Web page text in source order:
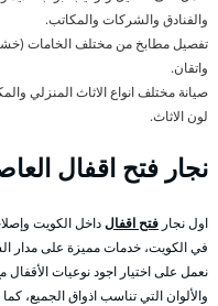
والفنادق والشركات والمكاتب.
تفصيل مطابخ من مختلف الخامات
واتقان.
صيانة مختلف انواع الاثاث المنزلي
لون الاثاث.
نجار فتح اقفال
اول نجار فتح اقفالداخل الكويت
في الكويت، خدمات مميزة على مدار
نعمل على اختيار اجود نوعيات الأقفال
والألوان التي تناسب اذواق الجميع،